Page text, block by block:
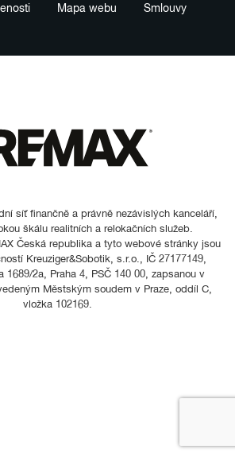
Mapa webu Smlouvy
síť finančně a právně nezávislých kanceláří,
škálu realitních a relokačních služeb.
Česká republika a tyto webové stránky jsou
Kreuziger&Sobotik, s.r.o., IČ 27177149,
1689/2a, Praha 4, PSČ 140 00, zapsanou v
Městským soudem v Praze, oddíl C,
vložka 102169.